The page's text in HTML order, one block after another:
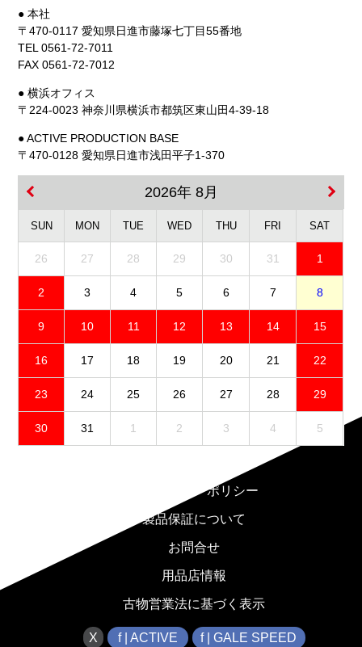
● 本社
〒470-0117 愛知県日進市藤塚七丁目55番地
TEL 0561-72-7011
FAX 0561-72-7012
● 横浜オフィス
〒224-0023 神奈川県横浜市都筑区東山田4-39-18
● ACTIVE PRODUCTION BASE
〒470-0128 愛知県日進市浅田平子1-370
2026年 8月
SUN MON TUE WED THU FRI SAT
26 27 28 29 30 31 1
2 3 4 5 6 7 8
9 10 11 12 13 14 15
16 17 18 19 20 21 22
23 24 25 26 27 28 29
30 31 1 2 3 4 5
プライバシーポリシー
製品保証について
お問合せ
用品店情報
古物営業法に基づく表示
X f | ACTIVE f | GALE SPEED